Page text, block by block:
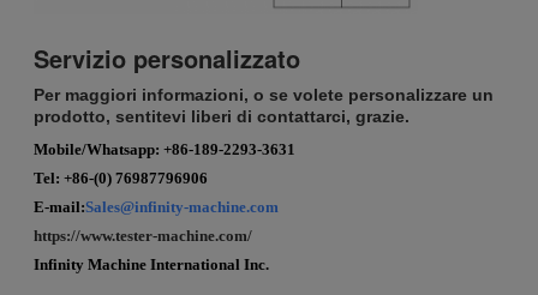
Servizio personalizzato
Per maggiori informazioni, o se volete personalizzare un
prodotto, sentitevi liberi di contattarci, grazie.
Mobile/Whatsapp: +86-189-2293-3631
Tel: +86-(0) 76987796906
E-mail:Sales@infinity-machine.com
https://www.tester-machine.com/
Infinity Machine International Inc.